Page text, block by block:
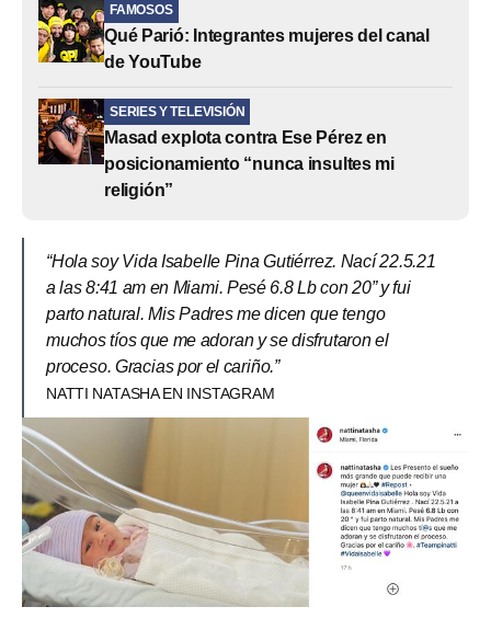
FAMOSOS
Qué Parió: Integrantes mujeres del canal
de YouTube
SERIES Y TELEVISIÓN
Masad explota contra Ese Pérez en
posicionamiento “nunca insultes mi
religión”
“Hola soy Vida Isabelle Pina Gutiérrez. Nací 22.5.21
a las 8:41 am en Miami. Pesé 6.8 Lb con 20” y fui
parto natural. Mis Padres me dicen que tengo
muchos tíos que me adoran y se disfrutaron el
proceso. Gracias por el cariño.”
NATTI NATASHA EN INSTAGRAM